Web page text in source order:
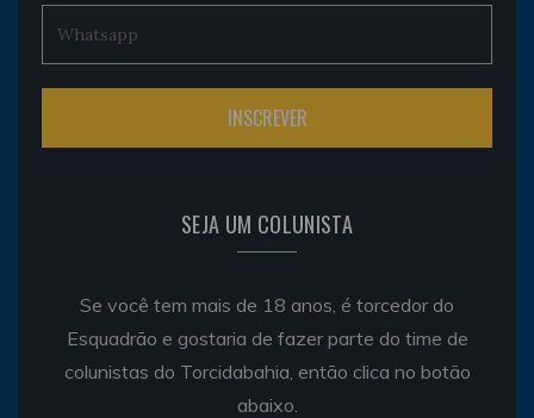
SEJA UM COLUNISTA
Se você tem mais de 18 anos, é torcedor do
Esquadrão e gostaria de fazer parte do time de
colunistas do Torcidabahia, então clica no botão
abaixo.